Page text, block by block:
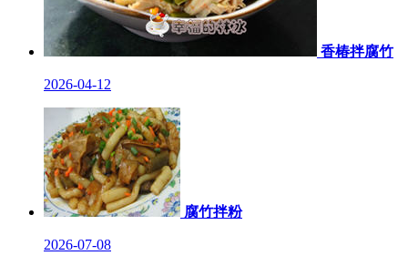
香椿拌腐竹
2026-04-12
腐竹拌粉
2026-07-08